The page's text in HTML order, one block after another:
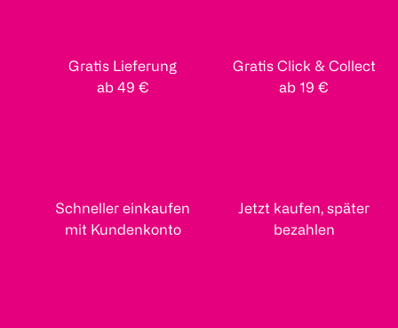
Gratis Lieferung
ab 49 €
Gratis Click & Collect
ab 19 €
Schneller einkaufen
mit Kundenkonto
Jetzt kaufen, später
bezahlen